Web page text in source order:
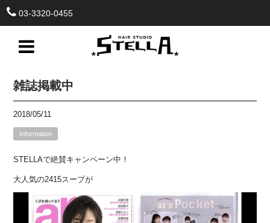
03-3320-0455
雑誌掲載中
2018/05/11
Information
STELLAで絶賛キャンペーン中！
大人気の2415スープが